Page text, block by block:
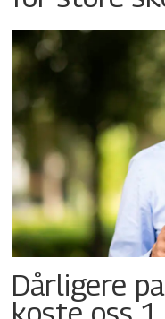
Dårligere
koste oss